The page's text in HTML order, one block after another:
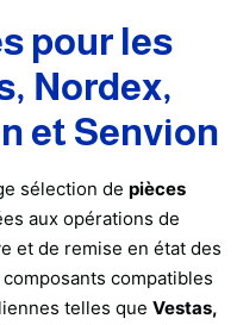
pour les
Nordex,
et Senvion
sélection de pièces
aux opérations de
et de remise en état des
compatibles
telles que Vestas,